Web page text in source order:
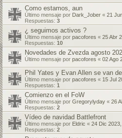
Como estamos, aun
Último mensaje por Dark_Jober « 21
Respuestas: 3
¿ seguimos activos ?
Último mensaje por pacofores « 25 Abr
Respuestas: 10
Novedades de Zvezda agosto
Último mensaje por pacofores « 02 Ago
Phil Yates y Evan Allen se van
Último mensaje por pacofores « 15 Jul
Respuestas: 1
Comienzo en el FoW
Último mensaje por Gregorylyday « 26
Respuestas: 2
Vídeo de navidad Battlefront
Último mensaje por Eldric « 24 Dic 2023,
Respuestas: 2